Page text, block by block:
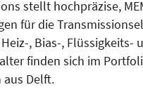
stellt hochpräzise,
für die
, Bias-, Flüssigkeits-
finden sich im
aus Delft.